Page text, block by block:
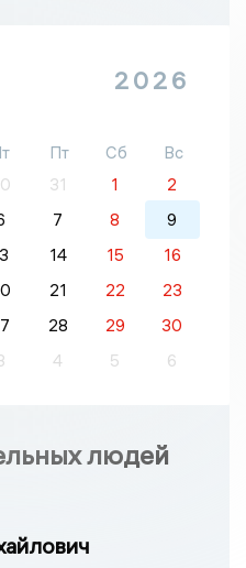
2026
Пт Сб
Вс
31 1
2
7 8
9
14 15
16
21 22
23
28 29
30
4 5 6
людей